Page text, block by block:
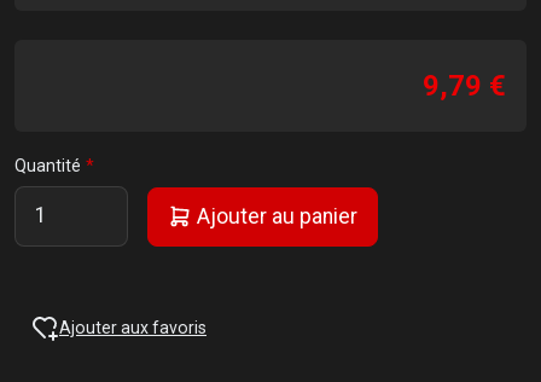
9,79 €
Quantité
Ajouter au panier
Ajouter aux favoris